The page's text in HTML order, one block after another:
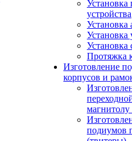
Установка
устройства
Установка
Установка
Установка
Протяжка
Изготовление
корпусов и
подиумов